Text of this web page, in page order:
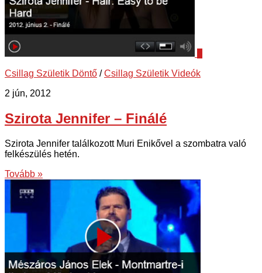
Csillag Születik Döntő /Csillag Születik Videók
2 jún, 2012
Szirota Jennifer – Finálé
Szirota Jennifer találkozott Muri Enikővel a szombatra való
felkészülés hetén.
Tovább »